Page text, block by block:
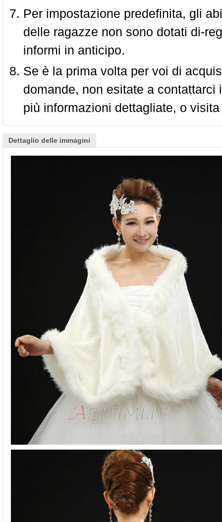
Per impostazione predefinita, gli
delle ragazze non sono dotati di-
informi in anticipo.
Se è la prima volta per voi di
domande, non esitate a
più informazioni dettagliate, o
Dettaglio delle immagini